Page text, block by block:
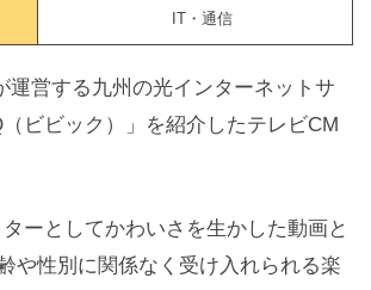
IT・通信
運営する九州の光インターネットサ
ビビック）」を紹介したテレビCM
ーとしてかわいさを生かした動画と
や性別に関係なく受け入れられる楽